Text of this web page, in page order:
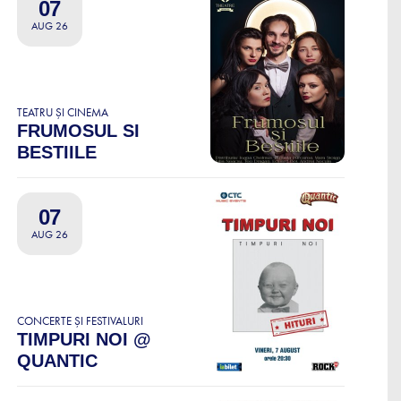
07
AUG 26
TEATRU ȘI CINEMA
FRUMOSUL SI
BESTIILE
07
AUG 26
CONCERTE ȘI FESTIVALURI
TIMPURI NOI @
QUANTIC